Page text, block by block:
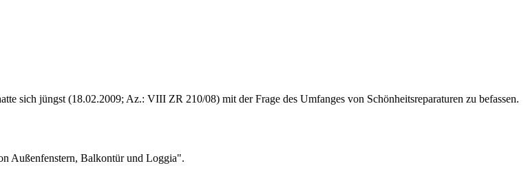
sich jüngst (18.02.2009; Az.: VIII ZR 210/08) mit der Frage des Umfanges von Schönheitsreparaturen zu befassen.
Außenfenstern, Balkontür und Loggia".